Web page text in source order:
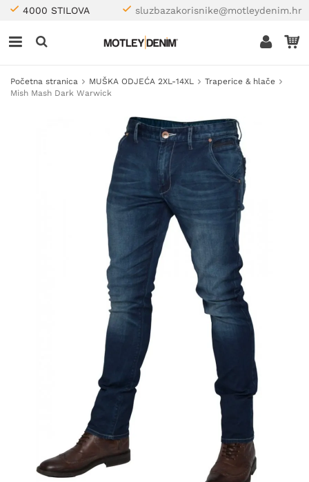
4000 STILOVA sluzbazakorisnike@motleydenim.hr
Početna stranica MUŠKA ODJEĆA 2XL-14XL
Traperice & hlače
Mish Mash Dark Warwick